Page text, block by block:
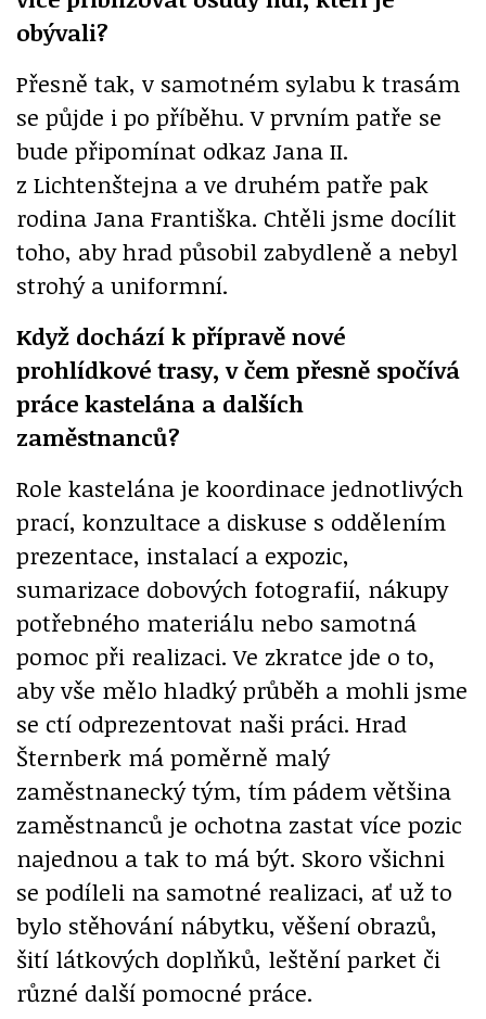
obývali?
Přesně tak, v samotném sylabu k trasám
se půjde i po příběhu. V prvním patře se
bude připomínat odkaz Jana II.
z Lichtenštejna a ve druhém patře pak
rodina Jana Františka. Chtěli jsme docílit
toho, aby hrad působil zabydleně a nebyl
strohý a uniformní.
Když dochází k přípravě nové
prohlídkové trasy, v čem přesně spočívá
práce kastelána a dalších
zaměstnanců?
Role kastelána je koordinace jednotlivých
prací, konzultace a diskuse s oddělením
prezentace, instalací a expozic,
sumarizace dobových fotografií, nákupy
potřebného materiálu nebo samotná
pomoc při realizaci. Ve zkratce jde o to,
aby vše mělo hladký průběh a mohli jsme
se ctí odprezentovat naši práci. Hrad
Šternberk má poměrně malý
zaměstnanecký tým, tím pádem většina
zaměstnanců je ochotna zastat více pozic
najednou a tak to má být. Skoro všichni
se podíleli na samotné realizaci, ať už to
bylo stěhování nábytku, věšení obrazů,
šití látkových doplňků, leštění parket či
různé další pomocné práce.